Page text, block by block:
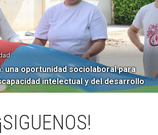
una oportunidad sociolaboral para
intelectual y del desarrollo
¡SIGUENOS!